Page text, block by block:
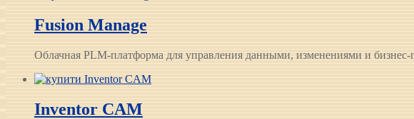
Fusion Manage
Облачная PLM-платформа для управления данными, изменениями и
Inventor CAM